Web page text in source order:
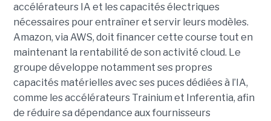
accélérateurs IA et les capacités électriques
nécessaires pour entraîner et servir leurs modèles.
Amazon, via AWS, doit financer cette course tout en
maintenant la rentabilité de son activité cloud. Le
groupe développe notamment ses propres
capacités matérielles avec ses puces dédiées à l’IA,
comme les accélérateurs Trainium et Inferentia, afin
de réduire sa dépendance aux fournisseurs